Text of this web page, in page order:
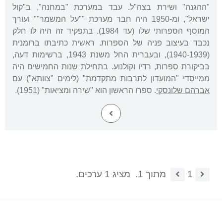
"ההגנה" ושירת בצה"ל. עבד במערכת "במחנה", ב"קול
ישראל", ומ-1950 היה חבר מערכת ""על המשמר"" ועורך
המוסף הספרותי שלו (עד 1984). בתפקיד זה היה לו חלק
נכבד בעיצוב פניה של הספרות. ראשית כתיבתו ברומנית
(1940-1939), ובעברית החל משנת 1943, ברשימות דעה,
בביקורת ספרות, רדיו וקולנוע. בתחילת שנות החמישים היה
ממייסדי "המועדון לתרבות מתקדמת" (לימים "צוותא") עם
אברהם שלונסקי. ספרו הראשון הוא "שירה ומציאות" (1951).
1 מתוך 1. מציג 1 ערכים.